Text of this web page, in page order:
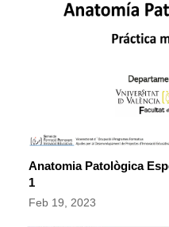
Anatomia Patològica
1
Feb 19, 2023